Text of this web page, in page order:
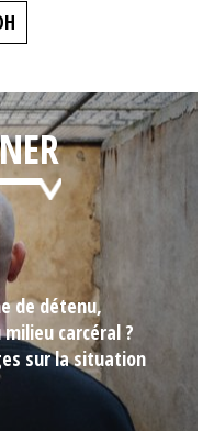
de détenu,
carcéral ?
sur la situation